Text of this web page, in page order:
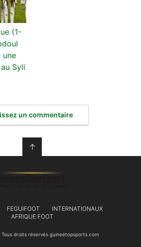
(1-
une
Syli
un commentaire
↑
FEGUIFOOT
INTERNATIONAUX
AFRIQUE FOOT
droits réservés guineetopsports.com